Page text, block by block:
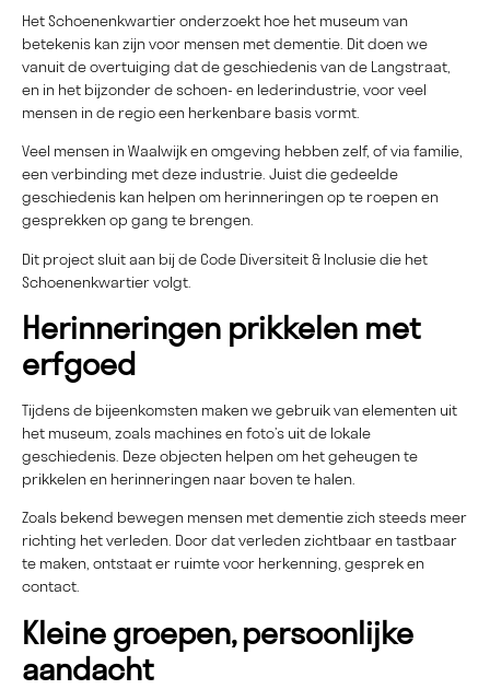
Het Schoenenkwartier onderzoekt hoe het museum van
betekenis kan zijn voor mensen met dementie. Dit doen we
vanuit de overtuiging dat de geschiedenis van de Langstraat,
en in het bijzonder de schoen- en lederindustrie, voor veel
mensen in de regio een herkenbare basis vormt.
Veel mensen in Waalwijk en omgeving hebben zelf, of via familie,
een verbinding met deze industrie. Juist die gedeelde
geschiedenis kan helpen om herinneringen op te roepen en
gesprekken op gang te brengen.
Dit project sluit aan bij de Code Diversiteit & Inclusie die het
Schoenenkwartier volgt.
Herinneringen prikkelen met
erfgoed
Tijdens de bijeenkomsten maken we gebruik van elementen uit
het museum, zoals machines en foto’s uit de lokale
geschiedenis. Deze objecten helpen om het geheugen te
prikkelen en herinneringen naar boven te halen.
Zoals bekend bewegen mensen met dementie zich steeds meer
richting het verleden. Door dat verleden zichtbaar en tastbaar
te maken, ontstaat er ruimte voor herkenning, gesprek en
contact.
Kleine groepen, persoonlijke
aandacht